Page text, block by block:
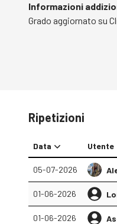
Informazioni
Grado aggiornato su
Ripetizioni
Data Utente
05-07-2026
01-06-2026
01-06-2026